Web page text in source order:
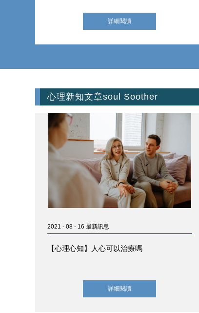
詳細閱讀
心理新知文章soul Soother
2021 - 08 - 16 最新訊息
【心理心知】人心可以治療嗎
詳細閱讀